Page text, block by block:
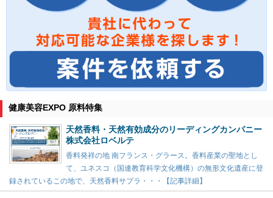
健康美容EXPO 原料特集
天然香料・天然有効成分のリーディングカンパニー
株式会社ロベルテ
香料発祥の地 南フランス・グラース。香料産業の聖地とし
て、ユネスコ（国連教育科学文化機構）の無形文化遺産に登
録されているこの地で、天然香料サプラ・・・【記事詳細】